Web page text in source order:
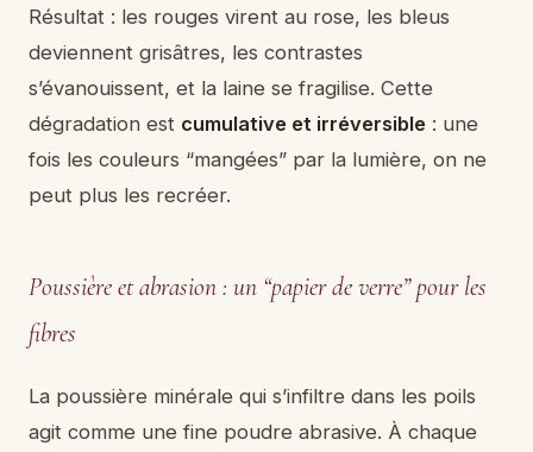
Résultat : les rouges virent au rose, les bleus
deviennent grisâtres, les contrastes
s’évanouissent, et la laine se fragilise. Cette
dégradation est cumulative et irréversible : une
fois les couleurs “mangées” par la lumière, on ne
peut plus les recréer.
Poussière et abrasion : un “papier de verre” pour les
fibres
La poussière minérale qui s’infiltre dans les poils
agit comme une fine poudre abrasive. À chaque